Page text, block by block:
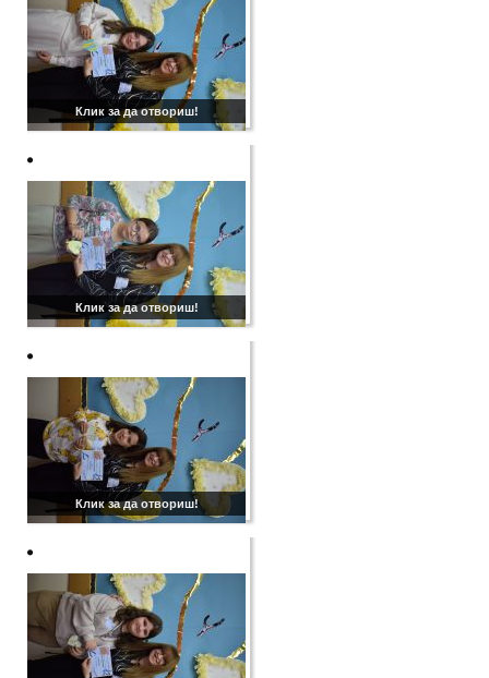
Клик за да отвориш!
Клик за да отвориш!
Клик за да отвориш!